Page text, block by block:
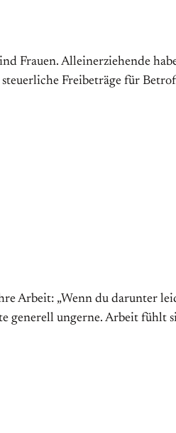
Alleinerziehende
Freibeträge für
„Wenn du darunter
generell ungerne. Arbeit